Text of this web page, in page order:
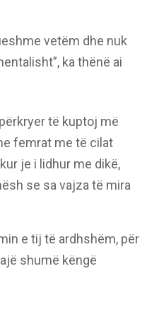
vetëm dhe nuk
ka thënë ai
të kuptoj më
femrat me të cilat
je i lidhur me dikë,
se sa vajza të mira
e tij të ardhshëm, për
shumë këngë